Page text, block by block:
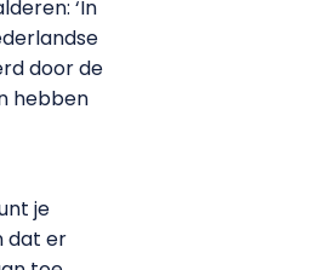
‘In
door de
hebben
je
dat er